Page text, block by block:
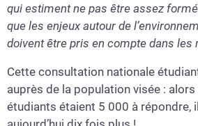
qui estiment ne pas être assez
que les enjeux autour de
doivent être pris en compte dans les
Cette consultation nationale
auprès de la population visée : alors
étudiants étaient 5 000 à répondre,